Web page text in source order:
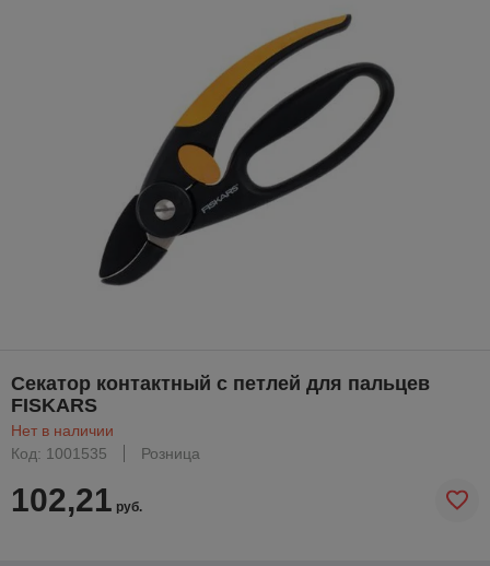
Секатор контактный с петлей для пальцев
FISKARS
Нет в наличии
Код: 1001535
Розница
102,21 руб.